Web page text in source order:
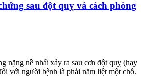
sau đột quỵ và cách phòng
nặng nề nhất xảy ra sau cơn đột quỵ (hay
với người bệnh là phải nằm liệt một chỗ.